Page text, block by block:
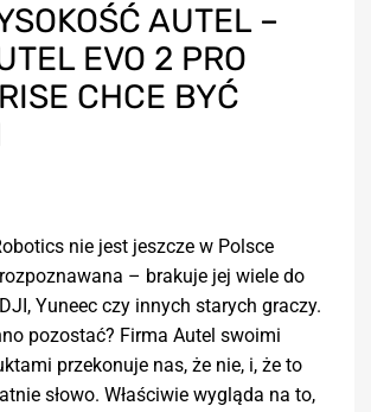
AUTEL –
EVO 2 PRO
CHCE BYĆ
nie jest jeszcze w Polsce
– brakuje jej wiele do
Yuneec czy innych starych graczy.
pozostać? Firma Autel swoimi
przekonuje nas, że nie, i, że to
słowo. Właściwie wygląda na to,